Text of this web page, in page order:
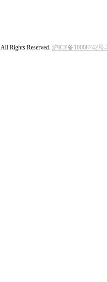
Rights Reserved. 沪ICP备10008742号-